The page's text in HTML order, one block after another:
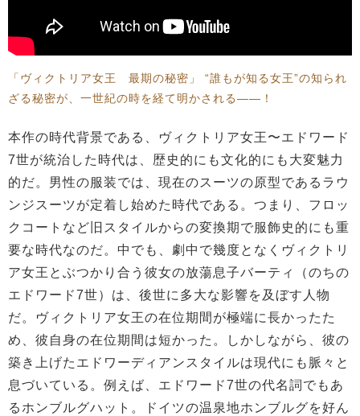
「ヴィクトリア女王 最期の秘密」 “誰もが知る女王”の知られ
ざる秘密が、一世紀の時を経て明かされる――！
本作の時代背景である、ヴィクトリア女王〜エドワード
7世が統治した時代は、歴史的にも文化的にも大変魅力
的だ。男性の服装では、現在のスーツの原型であるラウ
ンジスーツが定着し始めた時代である。つまり、フロッ
クコートなど旧スタイルからの変換期で服飾史的にも重
要な時代なのだ。中でも、劇中で幾度となくヴィクトリ
ア女王とぶつかり合う彼女の放蕩息子バーティ（のちの
エドワード7世）は、後世に多大な影響を及ぼす人物
だ。ヴィクトリア女王の在位期間が極端に長かったた
め、彼自身の在位期間は短かった。しかしながら、彼の
築き上げたエドワーディアンスタイルは現代にも脈々と
息づいている。例えば、エドワード7世の代名詞でもあ
るホンブルグハット。ドイツの温泉地ホンブルグを好ん